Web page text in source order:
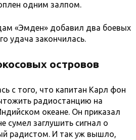
одним залпом.
«Эмден» добавил два боевых
удача закончилась.
островов
с того, что капитан Карл фон
радиостанцию на
океане. Он приказал
сумел заглушить сигнал о
радистом. И так уж вышло,